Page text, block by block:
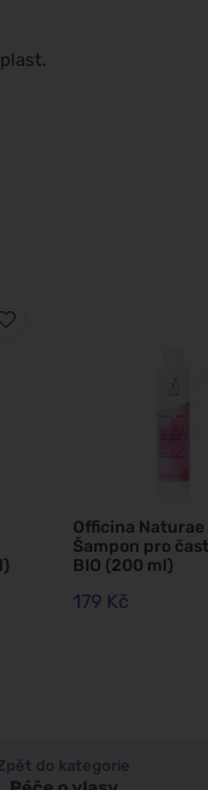
Officina Naturae
Šampon pro
BIO (200 ml)
179 Kč
do kategorie